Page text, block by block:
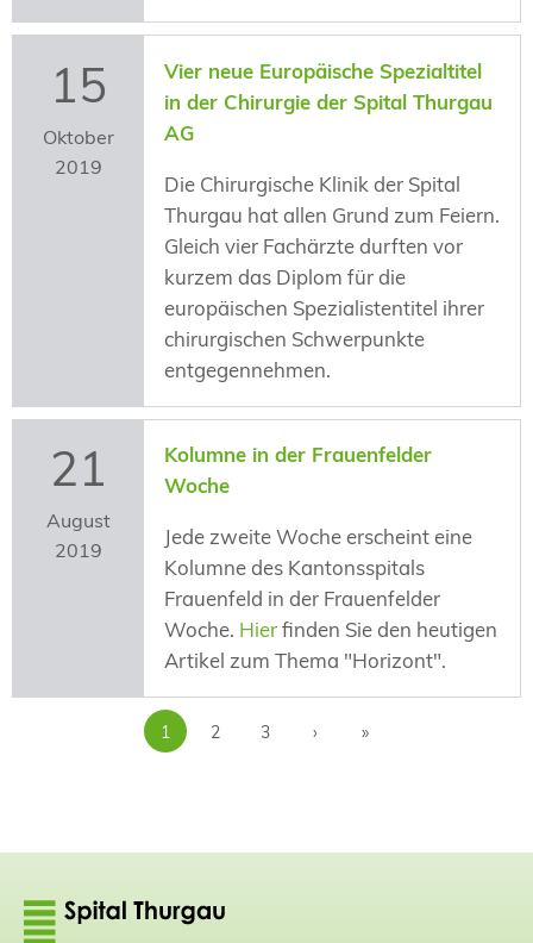
15
Oktober
2019
Vier neue Europäische Spezialtitel
in der Chirurgie der Spital Thurgau
AG
Die Chirurgische Klinik der Spital
Thurgau hat allen Grund zum Feiern.
Gleich vier Fachärzte durften vor
kurzem das Diplom für die
europäischen Spezialistentitel ihrer
chirurgischen Schwerpunkte
entgegennehmen.
21
August
2019
Kolumne in der Frauenfelder
Woche
Jede zweite Woche erscheint eine
Kolumne des Kantonsspitals
Frauenfeld in der Frauenfelder
Woche. Hierfinden Sie den heutigen
Artikel zum Thema "Horizont".
1 2 3 › »